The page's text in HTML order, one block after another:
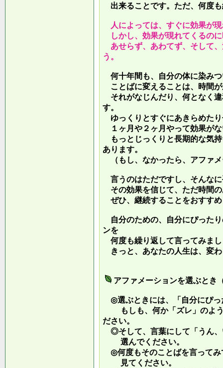
出来ることです。ただ、何度
人によっては、すぐに効果が
しかし、効果が現れてくるの
あせらず、あわてず、そして
う。
何十年間も、自分の体に染み
ことばに変えることは、時間
それがなじんだり、何となく
す。
ゆっくりとすぐにあきらめた
１ヶ月や２ヶ月やって効果が
もっとじっくりと長期的な気
あります。
（もし、なかったら、アファ
言うのはただですし、そんな
その効果を信じて、ただ時間
ぜひ、継続することをおすす
自分のための、自分にぴった
ンを
何度も繰り返して言ってみま
きっと、あなたの人生は、変
アファメーションを選ぶとき
◎選ぶときには、「自分にぴっ
もしも、何か「ズレ」のよう
ださい。
◎そして、言葉にして「うん、
選んでください。
◎何度もそのことばを言ってみ
見てください。